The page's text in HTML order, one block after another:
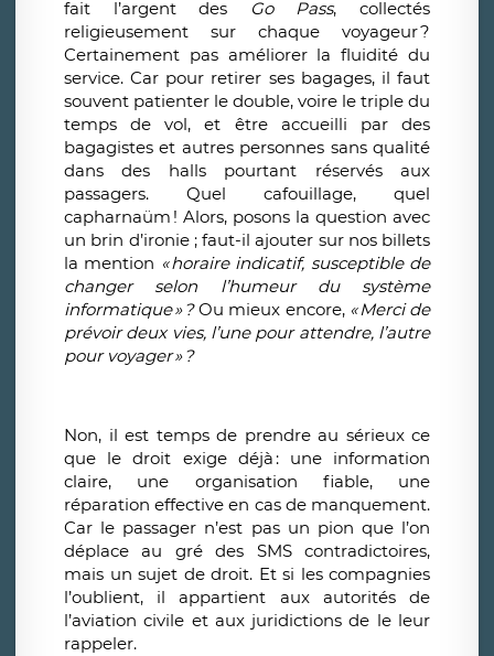
fait l’argent des Go Pass, collectés
religieusement sur chaque voyageur?
Certainement pas améliorer la fluidité du
service. Car pour retirer ses bagages, il faut
souvent patienter le double, voire le triple du
temps de vol, et être accueilli par des
bagagistes et autres personnes sans qualité
dans des halls pourtant réservés aux
passagers. Quel cafouillage, quel
capharnaüm ! Alors, posons la question avec
un brin d’ironie ;faut-il ajouter sur nos billets
la mention «horaire indicatif, susceptible de
changer selon l’humeur du système
informatique» ?Ou mieux encore, «Merci de
prévoir deux vies, l’une pour attendre, l’autre
pour voyager» ?
Non, il est temps de prendre au sérieux ce
que le droit exige déjà : une information
claire, une organisation fiable, une
réparation effective en cas de manquement.
Car le passager n’est pas un pion que l’on
déplace au gré des SMS contradictoires,
mais un sujet de droit. Et si les compagnies
l’oublient, il appartient aux autorités de
l’aviation civile et aux juridictions de le leur
rappeler.